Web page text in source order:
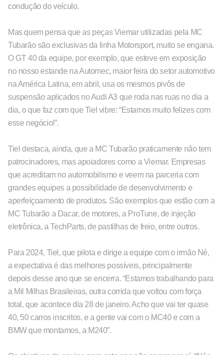
condução do veículo.
Mas quem pensa que as peças Viemar utilizadas pela MC
Tubarão são exclusivas da linha Motorsport, muito se engana.
O GT 40 da equipe, por exemplo, que esteve em exposição
no nosso estande na Automec, maior feira do setor automotivo
na América Latina, em abril, usa os mesmos pivôs de
suspensão aplicados no Audi A3 que roda nas ruas no dia a
dia, o que faz com que Tiel vibre: “Estamos muito felizes com
esse negócio!”.
Tiel destaca, ainda, que a MC Tubarão praticamente não tem
patrocinadores, mas apoiadores como a Viemar. Empresas
que acreditam no automobilismo e veem na parceria com
grandes equipes a possibilidade de desenvolvimento e
aperfeiçoamento de produtos. São exemplos que estão com a
MC Tubarão a Dacar, de motores, a ProTune, de injeção
eletrônica, a TechParts, de pastilhas de freio, entre outros.
Para 2024, Tiel, que pilota e dirige a equipe com o irmão Né,
a expectativa é das melhores possíveis, principalmente
depois desse ano que se encerra. “Estamos trabalhando para
a Mil Milhas Brasileiras, outra corrida que voltou com força
total, que acontece dia 28 de janeiro. Acho que vai ter quase
40, 50 carros inscritos, e a gente vai com o MC40 e com a
BMW que montamos, a M240”.